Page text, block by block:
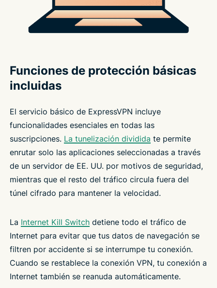
Funciones de protección básicas
incluidas
El servicio básico de ExpressVPN incluye
funcionalidades esenciales en todas las
suscripciones. La tunelización dividida te permite
enrutar solo las aplicaciones seleccionadas a través
de un servidor de EE. UU. por motivos de seguridad,
mientras que el resto del tráfico circula fuera del
túnel cifrado para mantener la velocidad.
La Internet Kill Switch detiene todo el tráfico de
Internet para evitar que tus datos de navegación se
filtren por accidente si se interrumpe tu conexión.
Cuando se restablece la conexión VPN, tu conexión a
Internet también se reanuda automáticamente.